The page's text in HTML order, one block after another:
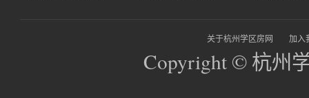
关于杭州学区房网 加入
Copyright © 杭州